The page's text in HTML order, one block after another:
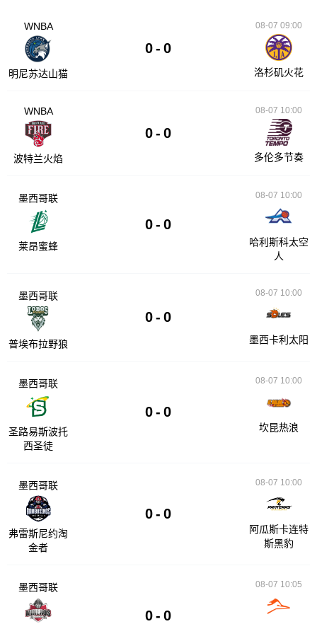
WNBA
明尼苏达山猫
0 - 0
08-07 09:00
洛杉矶火花
WNBA
波特兰火焰
0 - 0
08-07 10:00
多伦多节奏
墨西哥联
莱昂蜜蜂
0 - 0
08-07 10:00
哈利斯科太空
人
墨西哥联
普埃布拉野狼
0 - 0
08-07 10:00
墨西卡利太阳
墨西哥联
圣路易斯波托
西圣徒
0 - 0
08-07 10:00
坎昆热浪
墨西哥联
弗雷斯尼约淘
金者
0 - 0
08-07 10:00
阿瓜斯卡连特
斯黑豹
墨西哥联
0 - 0
08-07 10:05